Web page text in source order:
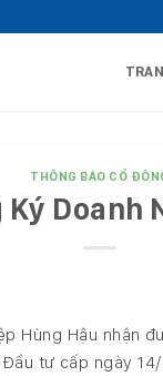
THÔNG BÁO CỔ
Hùng Hậu nhận
tư cấp ngày